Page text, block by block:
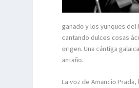
ganado y los yunques
cantando dulces cosas
origen. Una cántiga
antaño.
La voz de Amancio